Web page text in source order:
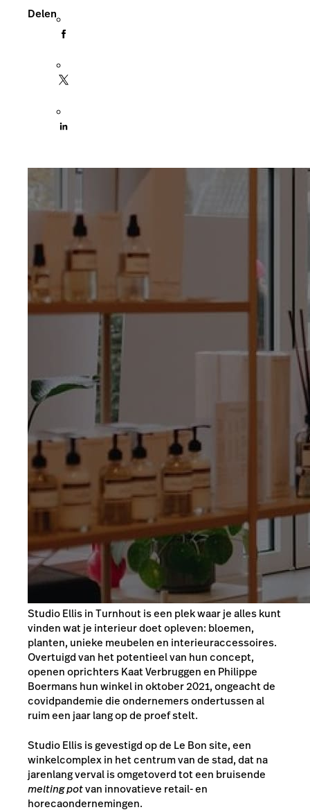
Delen
Studio Ellis in Turnhout is een plek waar je alles kunt
vinden wat je interieur doet opleven: bloemen,
planten, unieke meubelen en interieuraccessoires.
Overtuigd van het potentieel van hun concept,
openen oprichters Kaat Verbruggen en Philippe
Boermans hun winkel in oktober 2021, ongeacht de
covidpandemie die ondernemers ondertussen al
ruim een jaar lang op de proef stelt.
Studio Ellis is gevestigd op de Le Bon site, een
winkelcomplex in het centrum van de stad, dat na
jarenlang verval is omgetoverd tot een bruisende
melting potvan innovatieve retail- en
horecaondernemingen.